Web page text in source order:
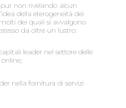
pur non rivelando alcun
della eterogeneità dei
dei quali si avvalgono
da oltre un lustro:
leader nel settore delle
nella fornitura di servizi